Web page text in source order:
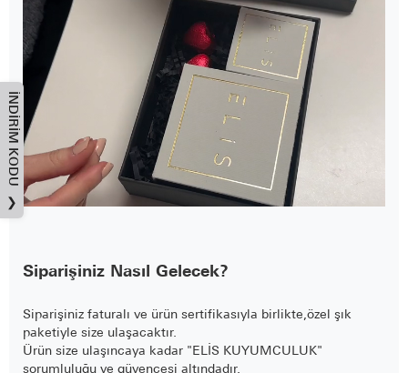
Siparişiniz Nasıl Gelecek?
Siparişiniz faturalı ve ürün sertifikasıyla birlikte,özel şık
paketiyle size ulaşacaktır.
Ürün size ulaşıncaya kadar "ELİS KUYUMCULUK"
sorumluluğu ve güvencesi altındadır.
İNDIRIM KODU
❯